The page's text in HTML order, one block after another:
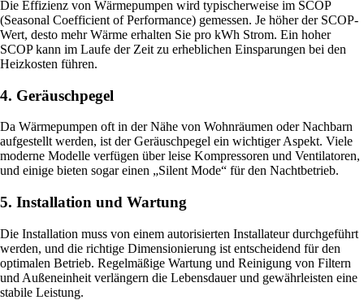
Die Effizienz von Wärmepumpen wird typischerweise im SCOP
(Seasonal Coefficient of Performance) gemessen. Je höher der SCOP-
Wert, desto mehr Wärme erhalten Sie pro kWh Strom. Ein hoher
SCOP kann im Laufe der Zeit zu erheblichen Einsparungen bei den
Heizkosten führen.
4. Geräuschpegel
Da Wärmepumpen oft in der Nähe von Wohnräumen oder Nachbarn
aufgestellt werden, ist der Geräuschpegel ein wichtiger Aspekt. Viele
moderne Modelle verfügen über leise Kompressoren und Ventilatoren,
und einige bieten sogar einen „Silent Mode“ für den Nachtbetrieb.
5. Installation und Wartung
Die Installation muss von einem autorisierten Installateur durchgeführt
werden, und die richtige Dimensionierung ist entscheidend für den
optimalen Betrieb. Regelmäßige Wartung und Reinigung von Filtern
und Außeneinheit verlängern die Lebensdauer und gewährleisten eine
stabile Leistung.